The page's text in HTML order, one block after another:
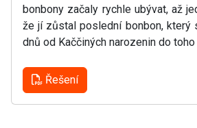
bonbony začaly rychle ubývat, až
že jí zůstal poslední bonbon, který
dnů od Kaččiných narozenin do
Řešení